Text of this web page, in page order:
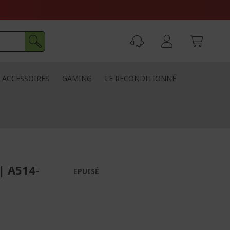
ACCESSOIRES GAMING LE RECONDITIONNÉ
A514-
EPUISÉ